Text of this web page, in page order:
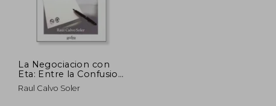
La Negociacion con
Eta: Entre la Confusion
y los Prejuicios
Raul Calvo Soler